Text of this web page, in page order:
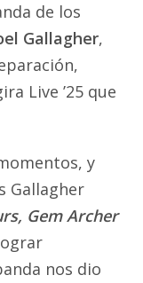
de los
Gallagher,
Live ’25 que
y
Gallagher
Gem Archer
nos dio